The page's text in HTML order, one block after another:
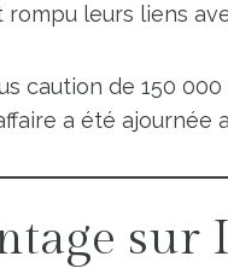
leurs liens
de 150 000
a été ajournée
sur